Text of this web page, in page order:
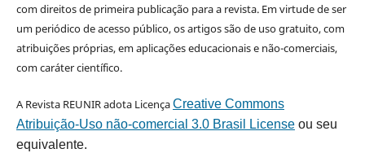
com direitos de primeira publicação para a revista. Em virtude de ser
um periódico de acesso público, os artigos são de uso gratuito, com
atribuições próprias, em aplicações educacionais e não-comerciais,
com caráter científico.
A Revista REUNIR adota LicençaCreative Commons
Atribuição-Uso não-comercial 3.0 Brasil Licenseou seu
equivalente.